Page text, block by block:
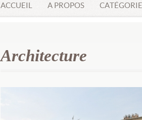
ACCUEIL A PROPOS
Architecture